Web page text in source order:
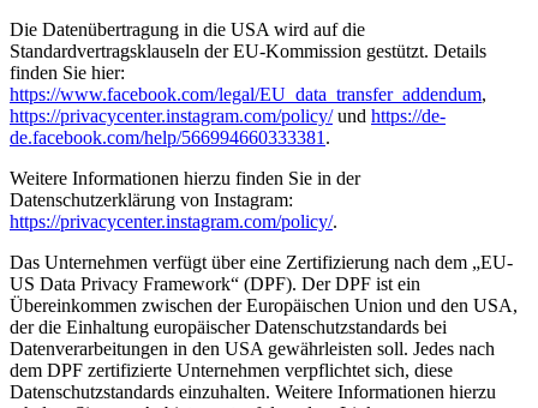
Die Datenübertragung in die USA wird auf die
Standardvertragsklauseln der EU-Kommission gestützt. Details
finden Sie hier:
https://www.facebook.com/legal/EU_data_transfer_addendum,
https://privacycenter.instagram.com/policy/und https://de-
de.facebook.com/help/566994660333381 .
Weitere Informationen hierzu finden Sie in der
Datenschutzerklärung von Instagram:
https://privacycenter.instagram.com/policy/.
Das Unternehmen verfügt über eine Zertifizierung nach dem „EU-
US Data Privacy Framework“ (DPF). Der DPF ist ein
Übereinkommen zwischen der Europäischen Union und den USA,
der die Einhaltung europäischer Datenschutzstandards bei
Datenverarbeitungen in den USA gewährleisten soll. Jedes nach
dem DPF zertifizierte Unternehmen verpflichtet sich, diese
Datenschutzstandards einzuhalten. Weitere Informationen hierzu